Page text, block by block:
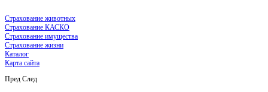
Страхование животных
Страхование КАСКО
Страхование имущества
Страхование жизни
Каталог
Карта сайта
Пред След